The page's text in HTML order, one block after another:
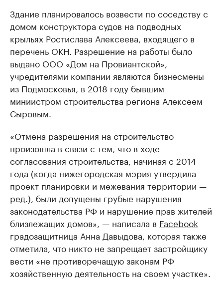
Здание планировалось возвести по соседству с
домом конструктора судов на подводных
крыльях Ростислава Алексеева, входящего в
перечень ОКН. Разрешение на работы было
выдано ООО «Дом на Провиантской»,
учредителями компании являются бизнесмены
из Подмосковья, в 2018 году бывшим
миниистром строительства региона Алексеем
Сыровым.
«Отмена разрешения на строительство
произошла в связи с тем, что в ходе
согласования строительства, начиная с 2014
года (когда нижегородская мэрия утвердила
проект планировки и межевания территории —
ред.), были допущены грубые нарушения
законодательства РФ и нарушение прав жителей
близлежащих домов», — написала в Facebook
градозащитница Анна Давыдова, которая также
отметила, что никто не запрещает застройщику
вести «не противоречащую законам РФ
хозяйственную деятельность на своем участке».